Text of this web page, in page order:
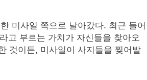
미사일 쪽으로 날아갔다. 최근 들어
고 부르는 가치가 자신들을 찾아오
것이든, 미사일이 사지들을 찢어발